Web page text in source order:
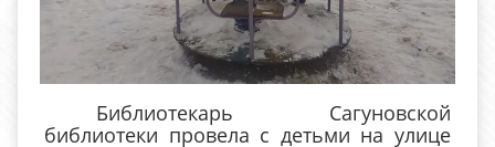
Библиотекарь Сагуновской
библиотеки провела с детьми на улице